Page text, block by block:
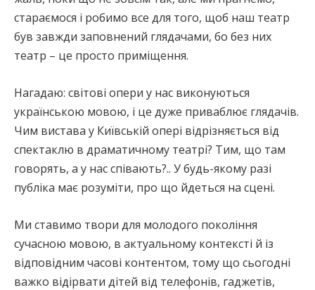
стараємося і робимо все для того, щоб наш театр
був завжди заповнений глядачами, бо без них
театр – це просто приміщення.
Нагадаю: світові опери у нас виконуються
українською мовою, і це дуже приваблює глядачів.
Чим вистава у Київській опері відрізняється від
спектаклю в драматичному театрі? Тим, що там
говорять, а у нас співають?.. У будь-якому разі
публіка має розуміти, про що йдеться на сцені.
Ми ставимо твори для молодого покоління
сучасною мовою, в актуальному контексті й із
відповідним часові контентом, тому що сьогодні
важко відірвати дітей від телефонів, гаджетів,